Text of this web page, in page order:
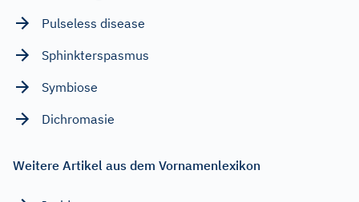
Pulseless disease
Sphinkterspasmus
Symbiose
Dichromasie
Weitere Artikel aus dem Vornamenlexikon